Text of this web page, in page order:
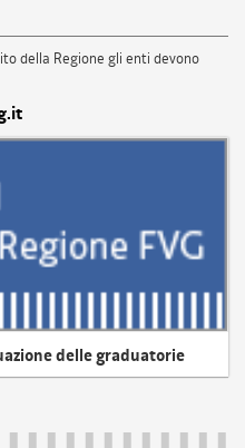
della Regione gli enti devono
delle graduatorie